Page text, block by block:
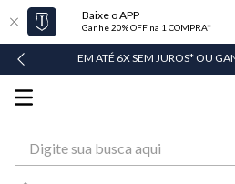
Baixe o APP
Ganhe 20% OFF na 1 COMPRA*
EM ATÉ 6X SEM JUROS* OU